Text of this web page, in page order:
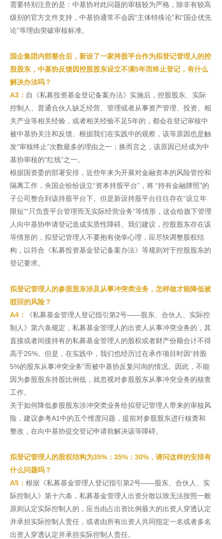
需要特别注意的是：中基协对此问题的审核较为严格，除非有较高
级别的官方文件支持，中基协通常不会因“主体特殊论”和“国企优先
论”等理由突破审核标准。
国企集团内部整合后，新设了一家持股平台作为拟登记管理人的控
股股东，中基协反馈因控股股东设立不满5年而终止登记，有什么
解决办法吗？
A3： 自《私募投资基金登记备案办法》实施后，控股股东、实际
控制人、普通合伙人缺乏经营、管理或者从事资产管理、投资、相
关产业等相关经验，或者相关经验不足5年的，都会在登记审核中
被中基协关注和反馈。根据我们在实践中的观察，该等原因也是触
发“审核终止”次数最多的理由之一；换而言之，该原因已经成为中
基协审核的“红线”之一。
根据国资委的部署安排，近些年来为开展对金融资本的风险管控和
隔离工作，央国企纷纷设立“资本持股平台”，将 “持有金融牌照”的
子公司整合到该持股平台下。但是新设持股平台往往存在“设立年
限短”“只负责平台管理而无实际经营业务”等情形，这会给旗下管理
人向中基协申请登记造成实质性障碍。我们建议，控股股东存在该
等情形的，拟登记管理人不要抱有侥幸心理，应尽快调整股权结
构，以符合《私募投资基金登记备案办法》等规则对于控股股东的
登记要求。
拟登记管理人的参股股东涉及从事冲突类业务，怎样做才能降低被
驳回的风险？
A4：
《私募基金管理人登记指引第2号——股东、合伙人、实际控
制人》第六条规定，私募基金管理人的出资人从事冲突业务的，其
直接或者间接持有的私募基金管理人的股权或者财产份额合计不得
高于25%。但是，在实践中，我们也经历过在承作项目时因“持股
5%的股东从事冲突业务”而被中基协反复问询的情况。因此，不能
因为参股股东持股比例低，就忽视对参股股东从事冲突业务的核查
工作。
关于如何降低参股股东涉冲突类业务给拟登记管理人带来的审核风
险，建议参考A1中的五个维度问题，提前对参股股东进行核查和
整改，在向中基协提交登记申请前解决该等障碍。
拟登记管理人的股权结构为35%：35%：30%，请问这样的安排有
什么问题吗？
A5： 根据《私募基金管理人登记指引第2号——股东、合伙人、实
际控制人》第十六条，私募基金管理人出资分散以致无法按照一般
原则认定实际控制人的，应当由占出资比例最大的出资人穿透认定
并承担实际控制人责任，或者由所有出资人共同指定一名或者多名
出资人穿透认定并承担实际控制人责任。